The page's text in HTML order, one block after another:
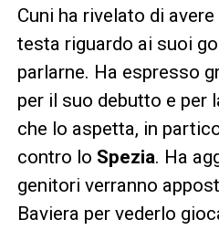
Cuni ha rivelato di avere
testa riguardo ai suoi
parlarne. Ha espresso
per il suo debutto e per
che lo aspetta, in
contro lo Spezia. Ha
genitori verranno
Baviera per vederlo